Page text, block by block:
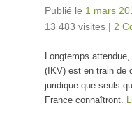
Publié le 1 mars
13 483 visites | 2
Longtemps
(IKV) est en train de
juridique que seuls
France connaîtront.